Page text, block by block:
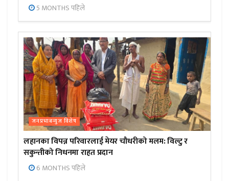
5 MONTHS पहिले
जनप्रभाबन्युज विशेष
लहानका विपन्न परिवारलाई मेयर चौधरीको मलम: विल्टु र
सकुन्तीको निधनमा राहत प्रदान
6 MONTHS पहिले